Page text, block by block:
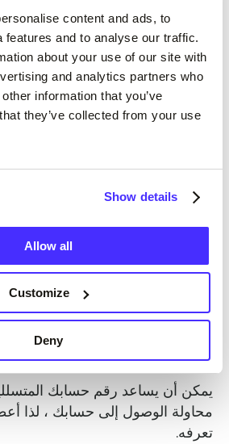
content and ads, to
features and to analyse our traffic.
about your use of our site with
and analytics partners who
information that you’ve
they’ve collected from your use
Show details
Allow all
Customize
Deny
يتم استخدام رقم حسابك ورمز
حسابك. إذا كان شخص ما يدفع لك ،
لمزوده معرفة مكان حساب
الحساب بالحساب المحدد.
إذا كنت ترغب في إرسال تحويل
كيف يمكنني البقاء آمنا عند
أعط رقم حسابك ورمز الفرز فقط
فقط إذا اتصلت بنا مباشرة ، فلن
إذا اتصلت بفريق خدمة العملاء لدينا).
يمكن أن يساعد رقم حسابك
محاولة الوصول إلى حسابك ،
تعرفه.